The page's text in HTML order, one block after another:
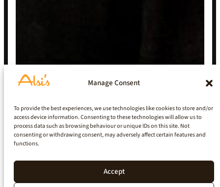
Manage Consent
To provide the best experiences, we use technologies like cookies to store and/or
access device information. Consenting to these technologies will allow us to
process data such as browsing behaviour or unique IDs on this site. Not
consenting or withdrawing consent, may adversely affect certain features and
functions.
Accept